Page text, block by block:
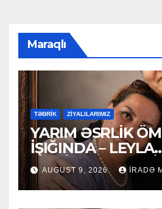
Maraqlı
TƏBRİK ZİYALILARIMIZ
YARIM ƏSRLİK
İŞIĞINDA – LEYLA
MƏCİDOVAYA 50
YUBİLEY TƏBRİKİ
AUGUST 9, 2026 İRADƏ